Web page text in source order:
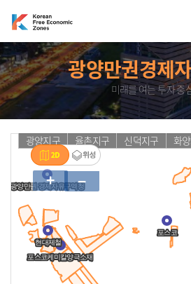
광양만권경제
미래를 여는 투자 중
+ −
광양지구 율촌지구 신덕지구 화